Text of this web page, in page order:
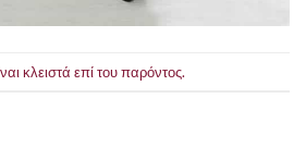
κλειστά επί του παρόντος.